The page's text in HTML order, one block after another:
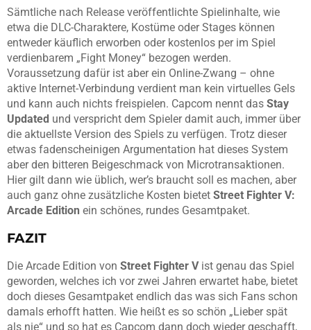
Sämtliche nach Release veröffentlichte Spielinhalte, wie
etwa die DLC-Charaktere, Kostüme oder Stages können
entweder käuflich erworben oder kostenlos per im Spiel
verdienbarem „Fight Money“ bezogen werden.
Voraussetzung dafür ist aber ein Online-Zwang – ohne
aktive Internet-Verbindung verdient man kein virtuelles Gels
und kann auch nichts freispielen. Capcom nennt das Stay
Updated und verspricht dem Spieler damit auch, immer über
die aktuellste Version des Spiels zu verfügen. Trotz dieser
etwas fadenscheinigen Argumentation hat dieses System
aber den bitteren Beigeschmack von Microtransaktionen.
Hier gilt dann wie üblich, wer’s braucht soll es machen, aber
auch ganz ohne zusätzliche Kosten bietet Street Fighter V:
Arcade Edition ein schönes, rundes Gesamtpaket.
FAZIT
Die Arcade Edition von Street Fighter Vist genau das Spiel
geworden, welches ich vor zwei Jahren erwartet habe, bietet
doch dieses Gesamtpaket endlich das was sich Fans schon
damals erhofft hatten. Wie heißt es so schön „Lieber spät
als nie“ und so hat es Capcom dann doch wieder geschafft,